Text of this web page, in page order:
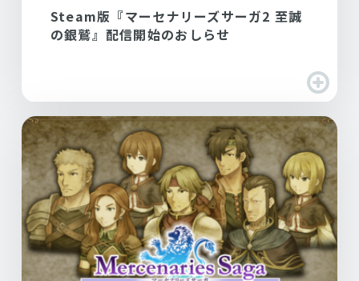
Steam版『マーセナリーズサーガ2 至誠
の銀鷲』配信開始のおしらせ